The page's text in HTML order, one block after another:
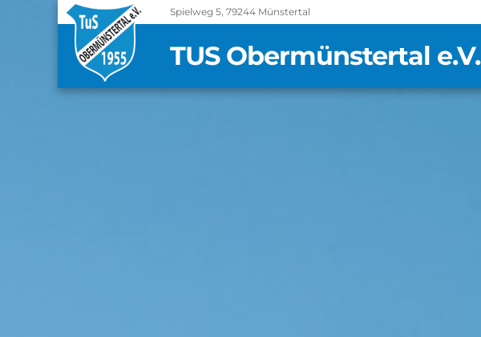
Spielweg 5, 79244 Münstertal
TUS Obermünstertal e.V.